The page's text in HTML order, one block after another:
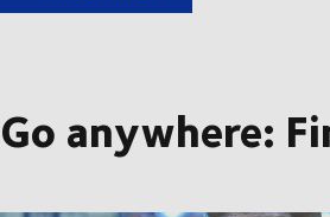
Go anywhere: